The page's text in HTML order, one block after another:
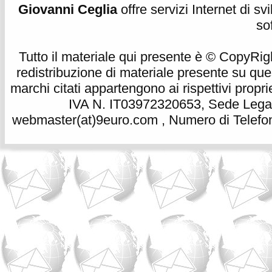
Giovanni Cegliaoffre servizi Internet di
Tutto il materiale qui presente è ©
redistribuzione di materiale presente su
marchi citati appartengono ai rispettivi
IVA N. IT03972320653, Sede
webmaster(at)9euro.com , Numero di